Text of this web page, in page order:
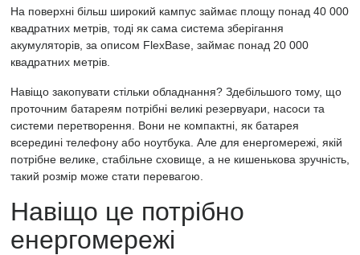
На поверхні більш широкий кампус займає площу понад 40 000
квадратних метрів, тоді як сама система зберігання
акумуляторів, за описом FlexBase, займає понад 20 000
квадратних метрів.
Навіщо закопувати стільки обладнання? Здебільшого тому, що
проточним батареям потрібні великі резервуари, насоси та
системи перетворення. Вони не компактні, як батарея
всередині телефону або ноутбука. Але для енергомережі, якій
потрібне велике, стабільне сховище, а не кишенькова зручність,
такий розмір може стати перевагою.
Навіщо це потрібно
енергомережі